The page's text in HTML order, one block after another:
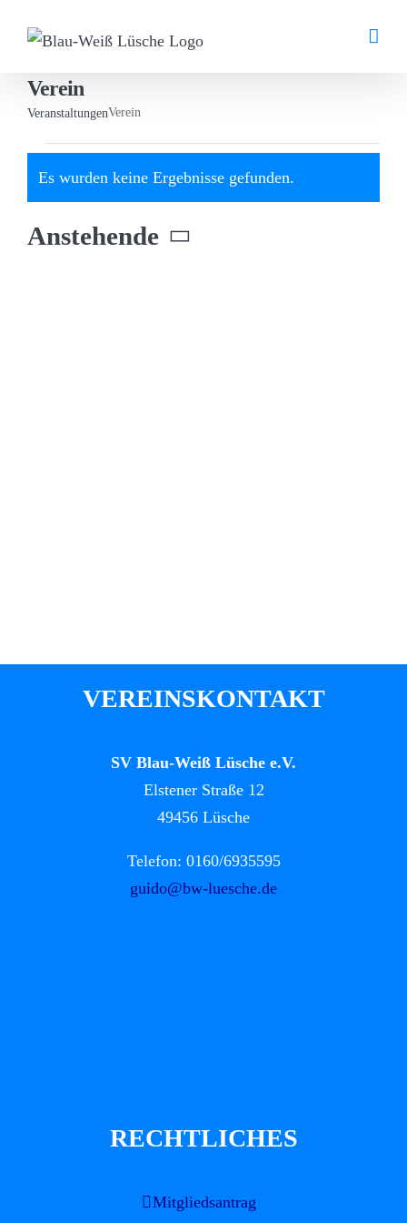
Inhalt
Verein
VeranstaltungenVerein
Veranstaltungen
Es wurden keine Ergebnisse gefunden.
Anstehende
VEREINSKONTAKT
SV Blau-Weiß Lüsche e.V.
Elstener Straße 12
49456 Lüsche
Telefon: 0160/6935595
guido@bw-luesche.de
RECHTLICHES
Mitgliedsantrag